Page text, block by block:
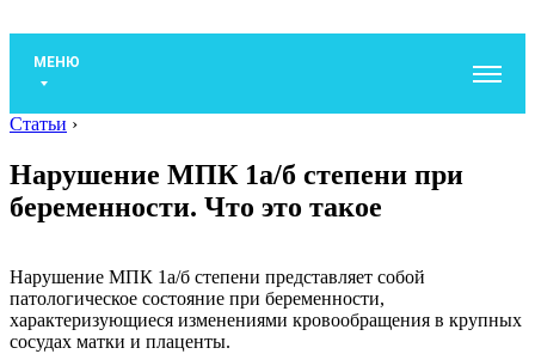
МЕНЮ
Статьи ›
Нарушение МПК 1а/б степени при
беременности. Что это такое
Нарушение МПК 1а/б степени представляет собой
патологическое состояние при беременности,
характеризующиеся изменениями кровообращения в крупных
сосудах матки и плаценты.